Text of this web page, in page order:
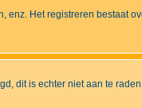
Het registreren bestaat
dit is echter niet aan te